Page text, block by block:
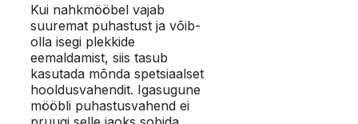
Kui nahkmööbel vajab
suuremat puhastust ja võib-
olla isegi plekkide
eemaldamist, siis tasub
kasutada mõnda spetsiaalset
hooldusvahendit. Igasugune
mööbli puhastusvahend ei